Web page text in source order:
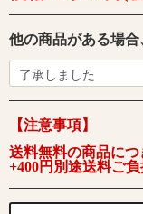
他の商品がある場
【注意事項】
送料無料の商品につ
+400円別途送料ご